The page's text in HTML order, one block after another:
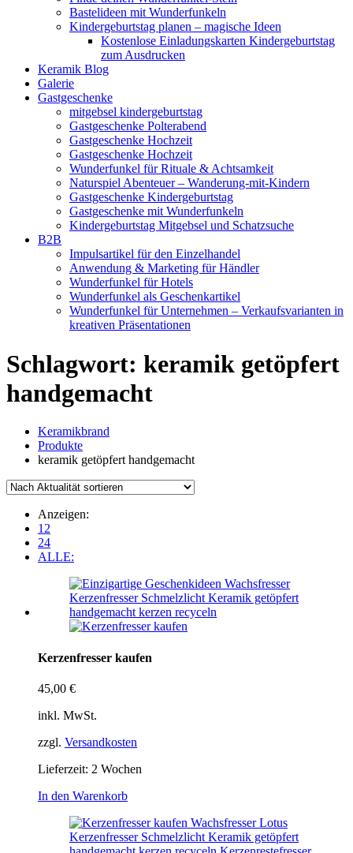
Bastelideen mit Wunderfunkeln
Kindergeburtstag planen – magische Ideen
Kostenlose Einladungskarten Kindergeburtstag
zum Ausdrucken
Keramik Blog
Galerie
Gastgeschenke
mitgebsel kindergeburtstag
Gastgeschenke Polterabend
Gastgeschenke Hochzeit
Gastgeschenke Hochzeit
Wunderfunkel für Rituale & Achtsamkeit
Naturspiel Abenteuer – Wanderung-mit-Kindern
Gastgeschenke Kindergeburtstag
Gastgeschenke mit Wunderfunkeln
Kindergeburtstag Mitgebsel und Schatzsuche
B2B
Impulsartikel für den Einzelhandel
Anwendung & Marketing für Händler
Wunderfunkel für Hotels
Wunderfunkel als Geschenkartikel
Wunderfunkel für Unternehmen – Verkaufsvarianten in
kreativen Präsentationen
Schlagwort: keramik getöpfert
handgemacht
Keramikbrand
Produkte
keramik getöpfert handgemacht
Anzeigen:
12
24
ALLE:
Kerzenfresser kaufen
45,00 €
inkl. MwSt.
zzgl. Versandkosten
Lieferzeit: 2 Wochen
In den Warenkorb